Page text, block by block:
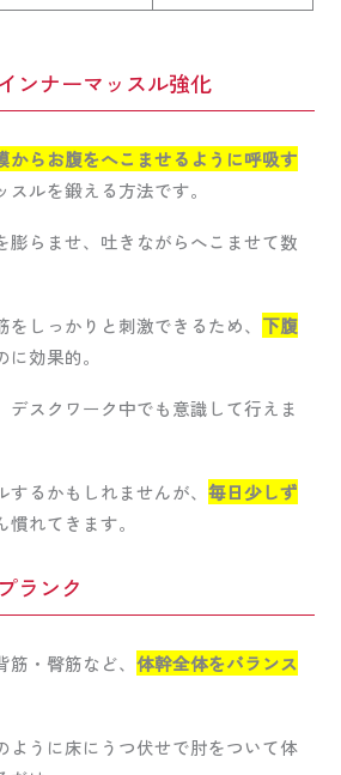
ンナーマッスル強化
からお腹をへこませるように呼吸す
ルを鍛える方法です。
膨らませ、吐きながらへこませて数
しっかりと刺激できるため、 下腹
に効果的。
デスクワーク中でも意識して行えま
するかもしれませんが、毎日少しず
れてきます。
ランク
筋・臀筋など、体幹全体をバランス
ように床にうつ伏せで肘をついて体